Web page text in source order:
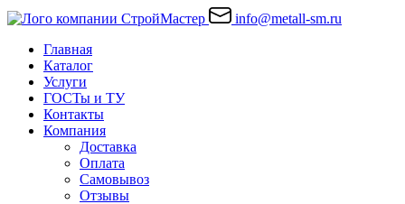
info@metall-sm.ru
Главная
Каталог
Услуги
ГОСТы и ТУ
Контакты
Компания
Доставка
Оплата
Самовывоз
Отзывы